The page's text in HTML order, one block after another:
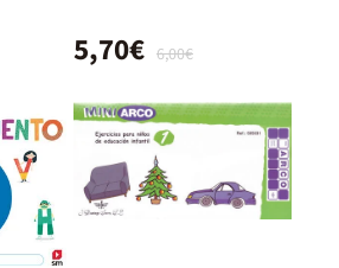
6,00€
5,70€